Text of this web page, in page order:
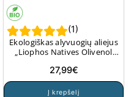
chosen
the
product
(1)
Ekologiškas alyvuogių aliejus
„Liophos Natives Olivenol
27,99€
Į krepšelį